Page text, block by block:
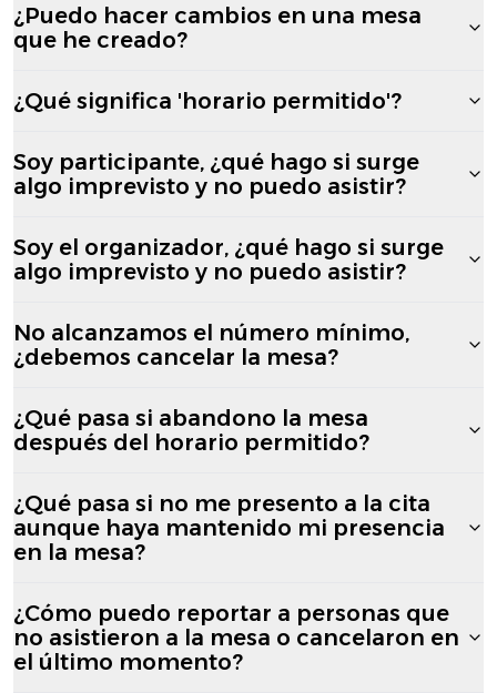
¿Puedo hacer cambios en una mesa
que he creado?
¿Qué significa 'horario permitido'?
Soy participante, ¿qué hago si surge
algo imprevisto y no puedo asistir?
Soy el organizador, ¿qué hago si surge
algo imprevisto y no puedo asistir?
No alcanzamos el número mínimo,
¿debemos cancelar la mesa?
¿Qué pasa si abandono la mesa
después del horario permitido?
¿Qué pasa si no me presento a la cita
aunque haya mantenido mi presencia
en la mesa?
¿Cómo puedo reportar a personas que
no asistieron a la mesa o cancelaron en
el último momento?